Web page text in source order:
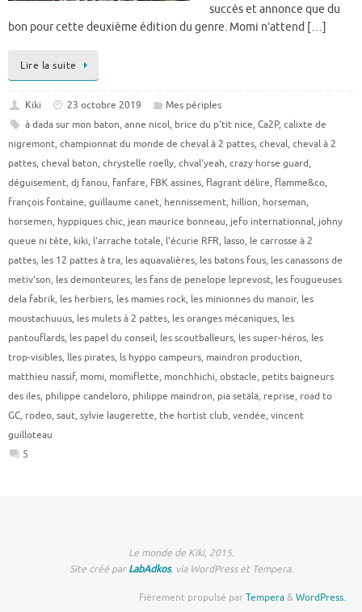
succès et annonce que du
bon pour cette deuxième édition du genre. Momi n’attend […]
Lire la suite
Kiki 23 octobre 2019
Mes périples
à dada sur mon baton, anne nicol, brice du p'tit nice, Ca2P, calixte de
nigremont, championnat du monde de cheval à 2 pattes, cheval, cheval à 2
pattes, cheval baton, chrystelle roelly, chval'yeah, crazy horse guard,
déguisement, dj fanou, fanfare, FBK assines, flagrant délire, flamme&co,
françois fontaine, guillaume canet, hennissement, hillion, horseman,
horsemen, hyppiques chic, jean maurice bonneau, jefo internationnal, johny
queue ni tête, kiki, l'arrache totale, l'écurie RFR, lasso, le carrosse à 2
pattes, les 12 pattes à tra, les aquavalières, les batons fous, les canassons de
metiv'son, les demonteures, les fans de penelope leprevost, les fougueuses
dela fabrik, les herbiers, les mamies rock, les minionnes du manoir, les
moustachuuus, les mulets à 2 pattes, les oranges mécaniques, les
pantouflards, les papel du conseil, les scoutballeurs, les super-héros, les
trop-visibles, lles pirates, ls hyppo campeurs, maindron production,
matthieu nassif, momi, momiflette, monchhichi, obstacle, petits baigneurs
des iles, philippe candeloro, philippe maindron, pia setälä, reprise, road to
GC, rodeo, saut, sylvie laugerette, the hortist club, vendée, vincent
guilloteau
5
Le monde de Kiki, 2015.
Site créé parLabAdkos, via WordPress et Tempera.
Fièrement propulsé parTempera&WordPress.